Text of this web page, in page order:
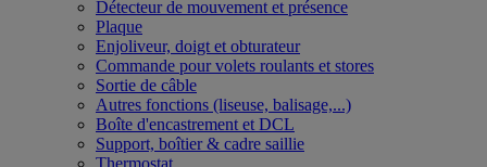
Détecteur de mouvement et présence
Plaque
Enjoliveur, doigt et obturateur
Commande pour volets roulants et stores
Sortie de câble
Autres fonctions (liseuse, balisage,...)
Boîte d'encastrement et DCL
Support, boîtier & cadre saillie
Thermostat